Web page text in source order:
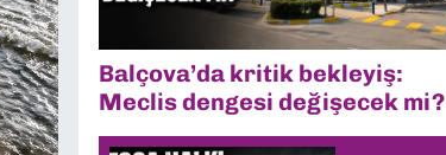
Balçova’da kritik bekleyiş:
Meclis dengesi değişecek mi?